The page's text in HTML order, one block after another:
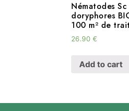
Nématodes
doryphores
100 m² de
26.90 €
Add to cart